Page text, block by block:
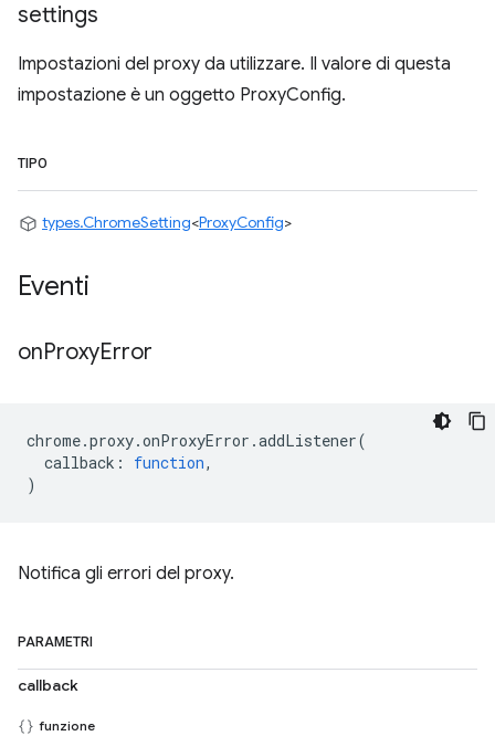
settings
Impostazioni del proxy da utilizzare. Il valore di questa
impostazione è un oggetto ProxyConfig.
TIPO
types.ChromeSetting<ProxyConfig>
Eventi
onProxyError
chrome.proxy.onProxyError .addListener(
callback : function,
)
Notifica gli errori del proxy.
PARAMETRI
callback
funzione